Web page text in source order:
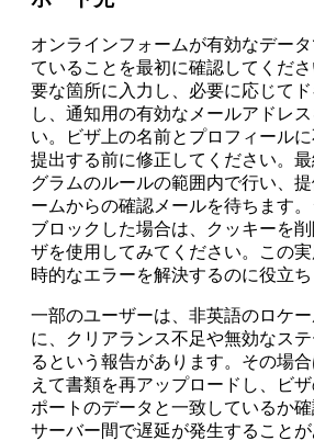
オンラインフォームが有効なデー
ていることを最初に確認してくだ
要な箇所に入力し、必要に応じて
し、通知用の有効なメールアドレ
い。ビザ上の名前とプロフィールに
提出する前に修正してください。
グラムのルールの範囲内で行い、
ームからの確認メールを待ちます
ブロックした場合は、クッキーを
ザを使用してみてください。この
時的なエラーを解決するのに役立ち
一部のユーザーは、非英語のロケ
に、クリアランス不足や無効なス
るという報告があります。その場
えて書類を再アップロードし、ビ
ポートのデータと一致しているか確
サーバー間で遅延が発生すること